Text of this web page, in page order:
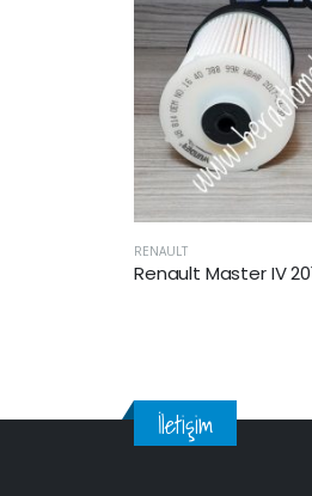
RENAULT
İletişim